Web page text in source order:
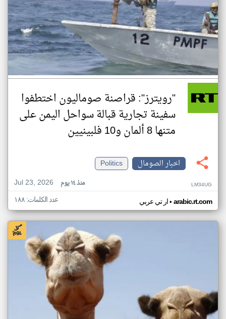
"رويترز": قراصنة صوماليون اختطفوا
سفينة تجارية قبالة سواحل اليمن على
متنها 8 ألمان و10 فلبينيين
اخبار الصومال
Politics
Jul 23, 2026
منذ ١٤ يوم LM34UG
ار تي عربي• arabic.rt.com عدد الكلمات: ١٨٨